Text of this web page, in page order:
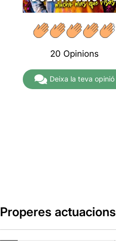
20 Opinions
Deixa la teva opinió
Properes actuacions